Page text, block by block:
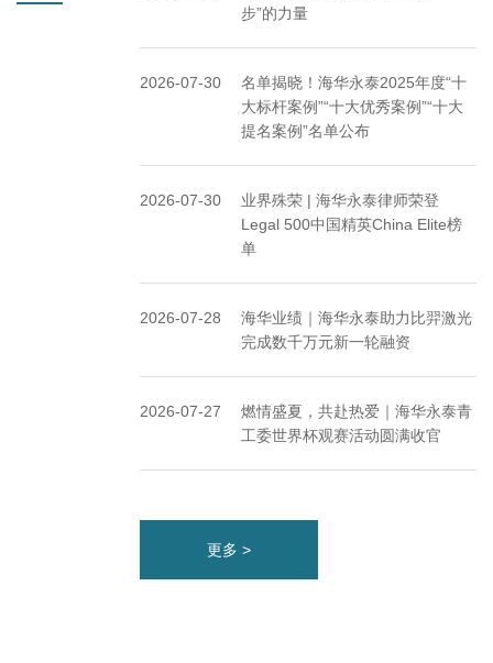
步”的力量
2026-07-30
名单揭晓！海华永泰2025年度“十
大标杆案例”“十大优秀案例”“十大
提名案例”名单公布
2026-07-30
业界殊荣 | 海华永泰律师荣登
Legal 500中国精英China Elite榜
单
2026-07-28
海华业绩｜海华永泰助力比羿激光
完成数千万元新一轮融资
2026-07-27
燃情盛夏，共赴热爱｜海华永泰青
工委世界杯观赛活动圆满收官
更多 >